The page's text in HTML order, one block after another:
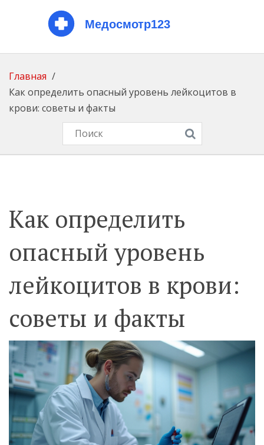
Главная
Как определить опасный уровень лейкоцитов в
крови: советы и факты
Как определить
опасный уровень
лейкоцитов в крови:
советы и факты